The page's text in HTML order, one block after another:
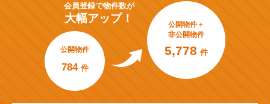
会員登録で物件数が
大幅アップ！
公開物件
784 件
公開物件＋
非公開物件
5,778 件